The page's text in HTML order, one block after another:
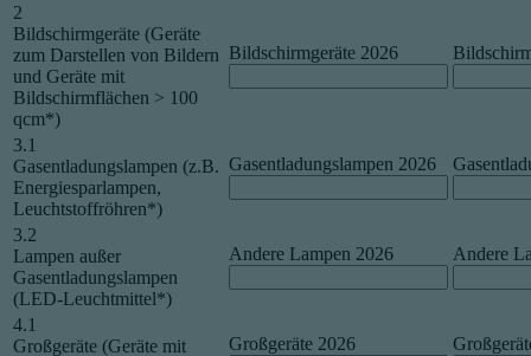
2
Bildschirmgeräte (Geräte
zum Darstellen von Bildern
und Geräte mit
Bildschirmflächen > 100
qcm*)
Bildschirmgeräte 2026
3.1
Gasentladungslampen (z.B.
Energiesparlampen,
Leuchtstoffröhren*)
Gasentladungslampen 2026
3.2
Lampen außer
Gasentladungslampen
(LED-Leuchtmittel*)
Andere Lampen 2026 Andere
4.1
Großgeräte (Geräte mit
Großgeräte 2026